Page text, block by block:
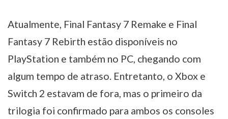
Atualmente, Final Fantasy 7 Remake e Final
Fantasy 7 Rebirth estão disponíveis no
PlayStation e também no PC, chegando com
algum tempo de atraso. Entretanto, o Xbox e
Switch 2 estavam de fora, mas o primeiro da
trilogia foi confirmado para ambos os consoles